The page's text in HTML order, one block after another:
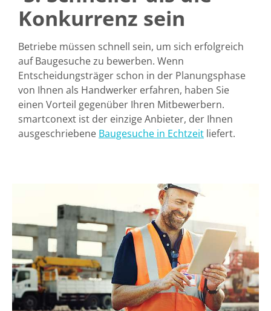
Konkurrenz sein
Betriebe müssen schnell sein, um sich erfolgreich
auf Baugesuche zu bewerben. Wenn
Entscheidungsträger schon in der Planungsphase
von Ihnen als Handwerker erfahren, haben Sie
einen Vorteil gegenüber Ihren Mitbewerbern.
smartconext ist der einzige Anbieter, der Ihnen
ausgeschriebene Baugesuche in Echtzeit liefert.